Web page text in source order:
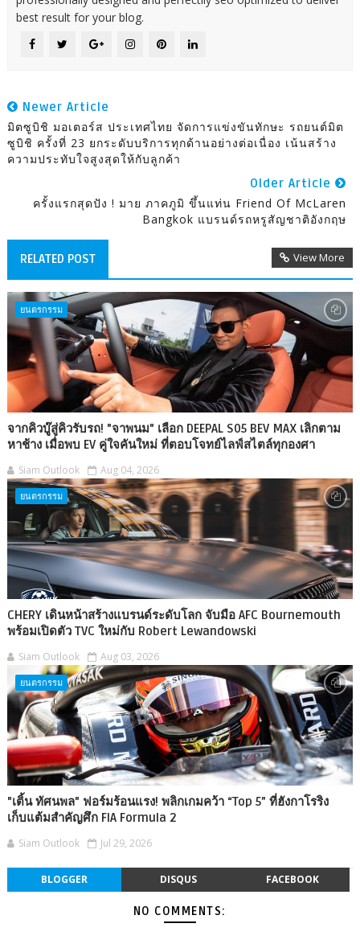
best result for your blog.
Newer Article
มิตซูบิชิ มอเตอร์ส ประเทศไทย จัดการแข่งขันทักษะ รถยนต์มิต
ซูบิชิ ครั้งที่ 23 ยกระดับบริการทุกด้านอย่างต่อเนื่อง เน้นสร้าง
ความประทับใจสูงสุดให้กับลูกค้า
Older Article
ครั้งแรกสุดปัง ! มาย ภาคภูมิ ขึ้นแท่น Friend Of McLaren
Bangkok แบรนด์รถหรูสัญชาติอังกฤษ
RELATED POST View More
ยนตรกรรม
จากคิวบู๊สู่คิวรับรถ! "จาพนม" เลือก DEEPAL S05 BEV MAX เลิกตาม
หาช้าง เมื่อพบ EV คู่ใจคันใหม่ ที่ตอบโจทย์ไลฟ์สไตล์ทุกองศา
Siam Outlook Aug 04, 2026
ยนตรกรรม
CHERY เดินหน้าสร้างแบรนด์ระดับโลก จับมือ AFC Bournemouth
พร้อมเปิดตัว TVC ใหม่กับ Robert Lewandowski
Siam Outlook Aug 03, 2026
ยนตรกรรม
"เติ้น ทัศนพล" ฟอร์มร้อนแรง! พลิกเกมคว้า “Top 5” ที่ฮังกาโรริง
เก็บแต้มสำคัญศึก FIA Formula 2
Siam Outlook Jul 29, 2026
BLOGGER DISQUS FACEBOOK
NO COMMENTS: